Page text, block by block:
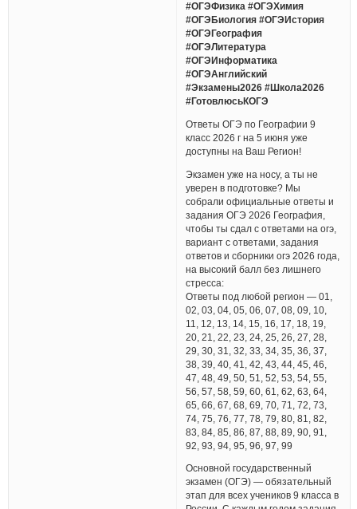
#ОГЭФизика #ОГЭХимия
#ОГЭБиология #ОГЭИстория
#ОГЭГеография
#ОГЭЛитература
#ОГЭИнформатика
#ОГЭАнглийский
#Экзамены2026 #Школа2026
#ГотовлюсьКОГЭ
Ответы ОГЭ по Географии 9
класс 2026 г на 5 июня уже
доступны на Ваш Регион!
Экзамен уже на носу, а ты не
уверен в подготовке? Мы
собрали официальные ответы и
задания ОГЭ 2026 География,
чтобы ты сдал с ответами на огэ,
вариант с ответами, задания
ответов и сборники огэ 2026 года,
на высокий балл без лишнего
стресса:
Ответы под любой регион — 01,
02, 03, 04, 05, 06, 07, 08, 09, 10,
11, 12, 13, 14, 15, 16, 17, 18, 19,
20, 21, 22, 23, 24, 25, 26, 27, 28,
29, 30, 31, 32, 33, 34, 35, 36, 37,
38, 39, 40, 41, 42, 43, 44, 45, 46,
47, 48, 49, 50, 51, 52, 53, 54, 55,
56, 57, 58, 59, 60, 61, 62, 63, 64,
65, 66, 67, 68, 69, 70, 71, 72, 73,
74, 75, 76, 77, 78, 79, 80, 81, 82,
83, 84, 85, 86, 87, 88, 89, 90, 91,
92, 93, 94, 95, 96, 97, 99
Основной государственный
экзамен (ОГЭ) — обязательный
этап для всех учеников 9 класса в